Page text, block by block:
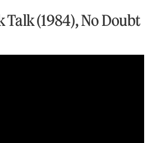
Talk (1984), No Doubt